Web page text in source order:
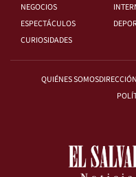
NEGOCIOS
ESPECTÁCULOS
CURIOSIDADES
QUIÉNES SOMOSDIRECCIÓN